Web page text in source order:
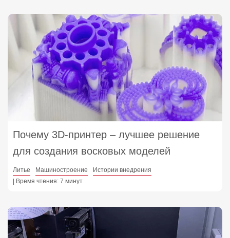
Почему 3D‑принтер – лучшее решение
для создания восковых моделей
Литье Машиностроение
Истории внедрения
| Время чтения: 7 минут